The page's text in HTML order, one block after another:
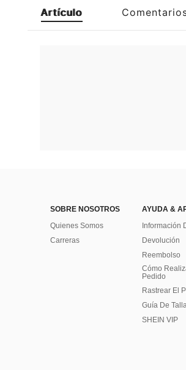
Artículo
SOBRE NOSOTROS
Quienes Somos
Carreras
AYUDA &
Información
Devolución
Reembolso
Cómo
Pedido
Rastrear El
Guía De
SHEIN VIP